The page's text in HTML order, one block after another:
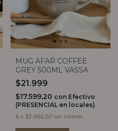
MUG AFAR COFFEE
GREY 500ML VASSA
$21.999
$17.599,20 con Efectivo
(PRESENCIAL en locales)
6 x $3.666,50 sin interés